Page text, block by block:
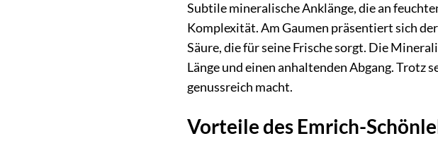
Subtile mineralische Anklänge, die an
Komplexität. Am Gaumen präsentiert sich
Säure, die für seine Frische sorgt. Die
Länge und einen anhaltenden Abgang. Trotz
genussreich macht.
Vorteile des Emrich-